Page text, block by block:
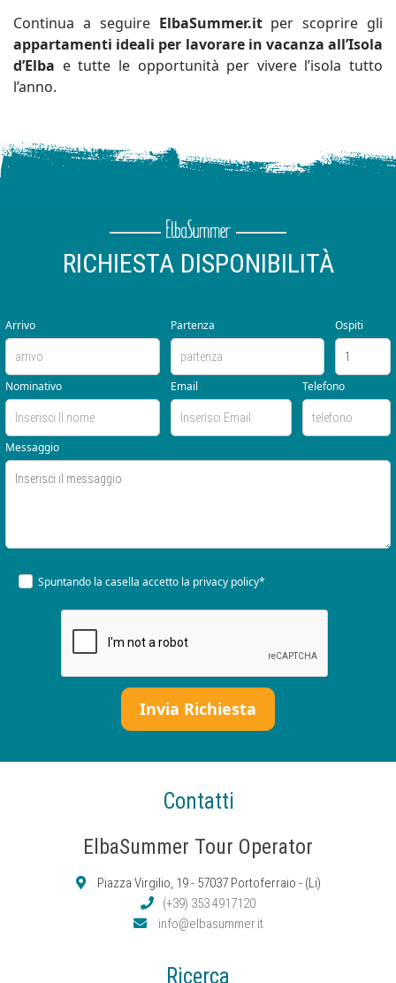
Continua a seguire ElbaSummer.itper scoprire gli
appartamenti ideali per lavorare in vacanza all’Isola
d’Elba e tutte le opportunità per vivere l’isola tutto
l’anno.
RICHIESTA DISPONIBILITÀ
Arrivo Partenza Ospiti
Nominativo Email Telefono
Messaggio
Spuntando la casella accetto la privacy policy*
Contatti
ElbaSummer Tour Operator
Piazza Virgilio, 19 - 57037 Portoferraio - (Li)
(+39) 353 4917120
info@elbasummer.it
Ricerca